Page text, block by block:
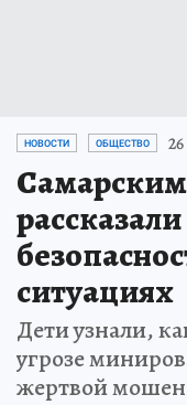
НОВОСТИ ОБЩЕСТВО
ситуациях
Дети узнали,
угрозе
жертвой